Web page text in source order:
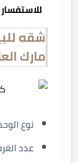
شقه
مارك
نوع
عدد الغرف : 3